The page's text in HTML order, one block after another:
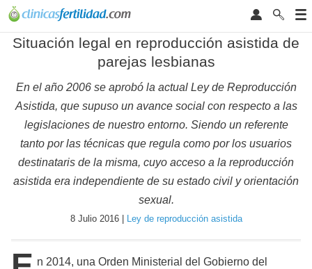
Situación legal en reproducción asistida de
parejas lesbianas
En el año 2006 se aprobó la actual Ley de Reproducción
Asistida, que supuso un avance social con respecto a las
legislaciones de nuestro entorno. Siendo un referente
tanto por las técnicas que regula como por los usuarios
destinataris de la misma, cuyo acceso a la reproducción
asistida era independiente de su estado civil y orientación
sexual.
8 Julio 2016 | Ley de reproducción asistida
n 2014, una Orden Ministerial del Gobierno del